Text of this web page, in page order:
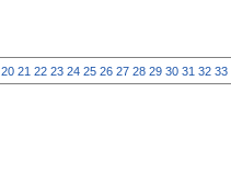
20 21 22 23 24 25 26 27 28 29 30 31 32 33